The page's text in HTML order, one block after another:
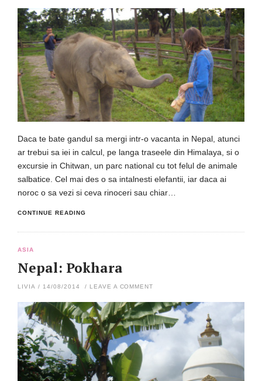
Daca te bate gandul sa mergi intr-o vacanta in Nepal, atunci
ar trebui sa iei in calcul, pe langa traseele din Himalaya, si o
excursie in Chitwan, un parc national cu tot felul de animale
salbatice. Cel mai des o sa intalnesti elefantii, iar daca ai
noroc o sa vezi si ceva rinoceri sau chiar…
CONTINUE READING
ASIA
Nepal: Pokhara
LIVIA / 14/08/2014 / LEAVE A COMMENT